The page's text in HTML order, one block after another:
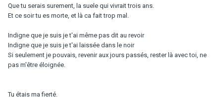
Que tu serais surement, la suele qui vivrait trois ans.
Et ce soir tu es morte, et là ca fait trop mal.
Indigne que je suis je t'ai même pas dit au revoir
Indigne que je suis je t'ai laissée dans le noir
Si seulement je pouvais, revenir aux jours passés, rester là avec toi, ne
pas m'être éloignée.
Tu étais ma fierté.